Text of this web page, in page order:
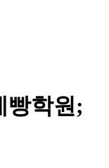
빵학원;